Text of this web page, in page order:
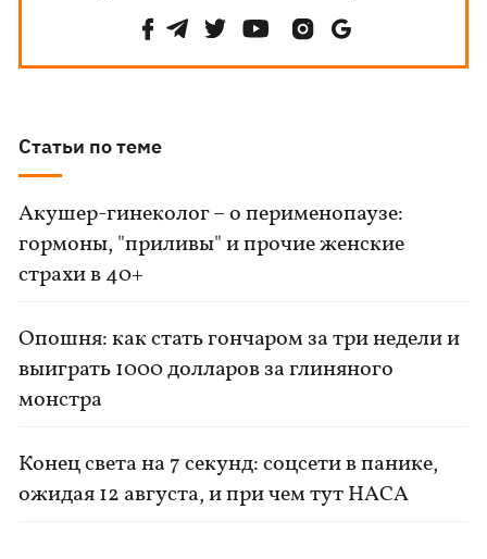
Статьи по теме
Акушер-гинеколог – о перименопаузе:
гормоны, "приливы" и прочие женские
страхи в 40+
Опошня: как стать гончаром за три недели и
выиграть 1000 долларов за глиняного
монстра
Конец света на 7 секунд: соцсети в панике,
ожидая 12 августа, и при чем тут НАСА